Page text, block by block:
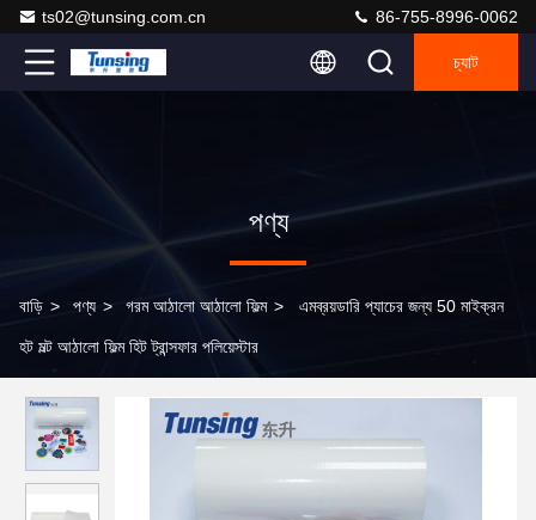
ts02@tunsing.com.cn 86-755-8996-0062
চ্যাট
পণ্য
বাড়ি > পণ্য > গরম আঠালো আঠালো ফিল্ম > এমব্রয়ডারি প্যাচের জন্য 50 মাইক্রন
হট মল্ট আঠালো ফিল্ম হিট ট্রান্সফার পলিয়েস্টার